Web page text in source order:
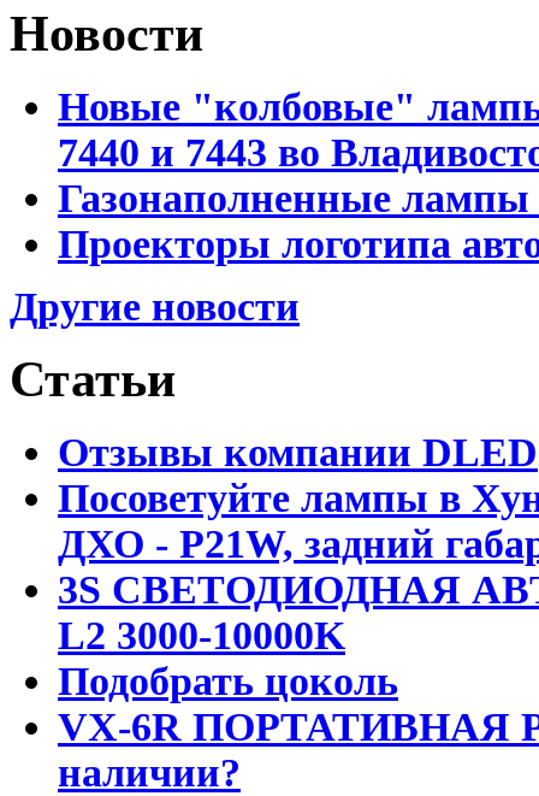
Новости
Новые "колбовые"
7440 и 7443 во
Газонаполненные лампы
Проекторы логотипа
Другие новости
Статьи
Отзывы компании DLED
Посоветуйте лампы в
ДХО - P21W, задний
3S СВЕТОДИОДНАЯ
L2 3000-10000K
Подобрать цоколь
VX-6R ПОРТАТИВНАЯ
наличии?